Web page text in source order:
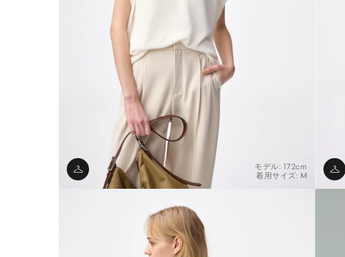
モデル: 172cm
着用サイズ: M